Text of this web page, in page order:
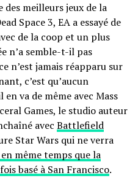
meilleurs jeux de la
Space 3, EA a essayé de
de la coop et un plus
n’a semble-t-il pas
n’est jamais réapparu sur
c’est qu’aucun
va de même avec Mass
Games, le studio auteur
avec Battlefield
Star Wars qui ne verra
même temps que la
basé à San Francisco.